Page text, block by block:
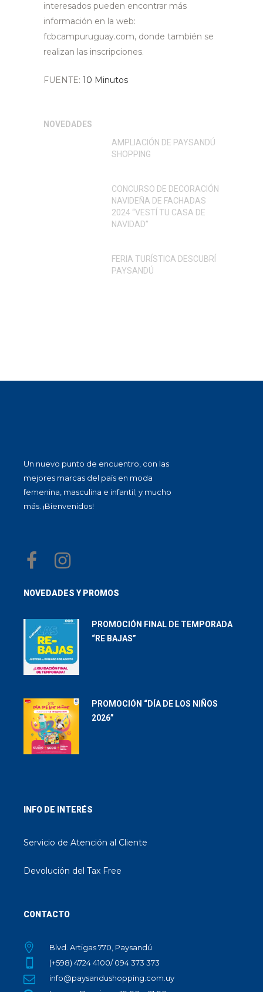
interesados pueden encontrar más
información en la web:
fcbcampuruguay.com, donde también se
realizan las inscripciones.
FUENTE: 10 Minutos
NOVEDADES
AMPLIACIÓN DE PAYSANDÚ
SHOPPING
CONCURSO DE DECORACIÓN
NAVIDEÑA DE FACHADAS
2024 “VESTÍ TU CASA DE
NAVIDAD”
FERIA TURÍSTICA DESCUBRÍ
PAYSANDÚ
Un nuevo punto de encuentro, con las
mejores marcas del país en moda
femenina, masculina e infantil; y mucho
más. ¡Bienvenidos!
NOVEDADES Y PROMOS
PROMOCIÓN FINAL DE TEMPORADA
“RE BAJAS”
PROMOCIÓN “DÍA DE LOS NIÑOS
2026”
INFO DE INTERÉS
Servicio de Atención al Cliente
Devolución del Tax Free
CONTACTO
Blvd. Artigas 770, Paysandú
(+598) 4724 4100/ 094 373 373
info@paysandushopping.com.uy